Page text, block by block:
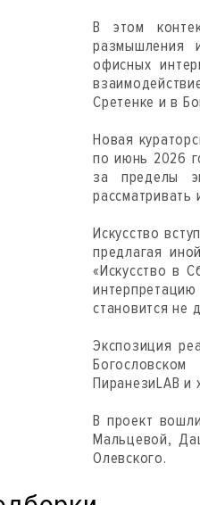
В этом
размышления
офисных
Сретенке и в
Новая
по июнь 2026
за пределы
рассматривать
Искусство
предлагая
«Искусство в
становится не
Экспозиция
ПиранезиLAB и
В проект
Мальцевой,
Олевского.